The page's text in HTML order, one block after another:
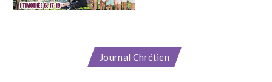
Journal Chrétien